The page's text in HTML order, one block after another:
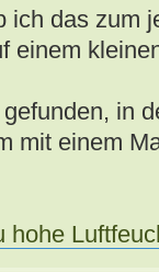
ich das zum
einem
in
mit einem
hohe